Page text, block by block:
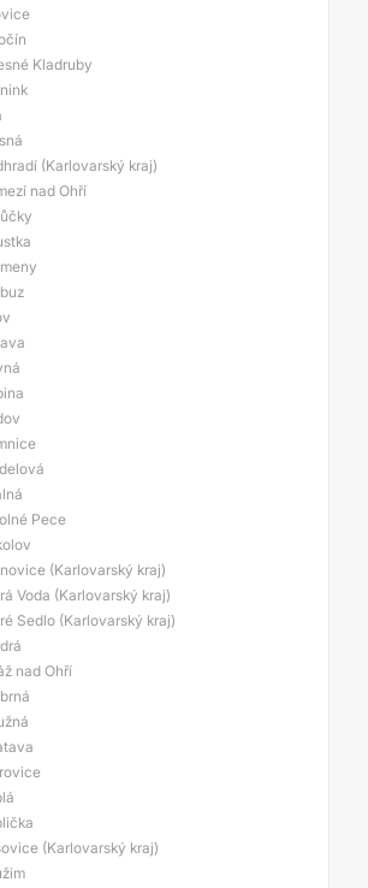
Kladruby
(Karlovarský kraj)
nad Ohří
Pece
(Karlovarský kraj)
Voda (Karlovarský kraj)
Sedlo (Karlovarský kraj)
nad Ohří
(Karlovarský kraj)